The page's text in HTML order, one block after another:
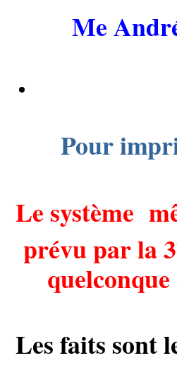
Me
Pour
Le système
prévu par la 3
Les faits sont